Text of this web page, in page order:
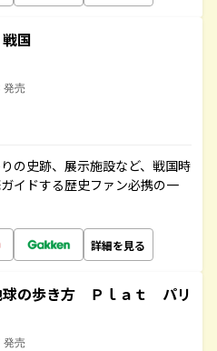
国
発売
の史跡、展示施設など、戦国時
イドする歴史ファン必携の一
詳細を見る
の歩き方 Ｐｌａｔ パリ
発売